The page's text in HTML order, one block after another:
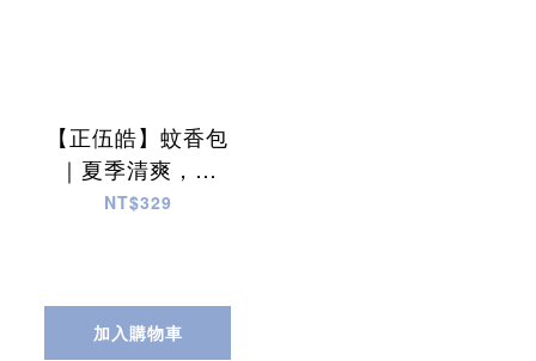
【正伍皓】蚊香包
｜夏季清爽，居
家、外出隨時防護
NT$329
加入購物車